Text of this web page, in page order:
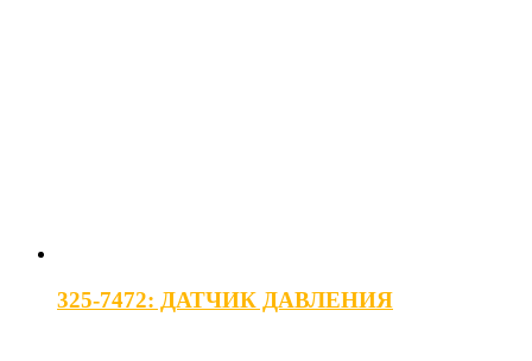
325-7472: ДАТЧИК ДАВЛЕНИЯ